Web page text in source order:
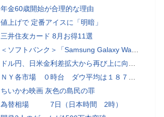
年金60歳開始が合理的な理由
値上げで 定番アイスに「明暗」
三井住友カード 8月お得11選
＜ソフトバンク＞「Samsung Galaxy Watch9」「Samsung Galaxy Watch Ultra2」（LTE） 本日発売
ドル円、日米金利差拡大から再び上に向かうとの見方＝ＮＹ為替
ＮＹ各市場 ０時台 ダウ平均は１８７ドル安 ナスダックはプラス圏に浮上
ちいかわ映画 灰色の島民の罪
為替相場 7日（日本時間 2時）